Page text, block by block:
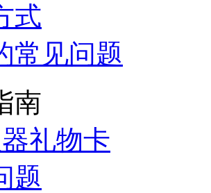
式
常见问题
南
礼物卡
题